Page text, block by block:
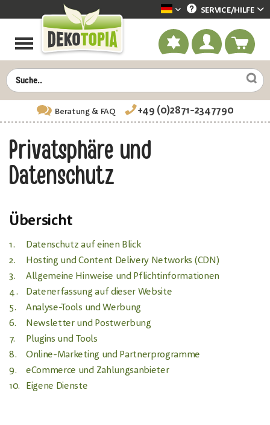
Dekotopia deutsch
SERVICE/HILFE
Beratung& FAQ +49 (0)2871-2347790
Privatsphäre und
Datenschutz
Übersicht
1.
Datenschutz auf einen Blick
2.
Hosting und Content Delivery Networks (CDN)
3.
Allgemeine Hinweise und Pflichtinformationen
4.
Datenerfassung auf dieser Website
5.
Analyse-Tools und Werbung
6.
Newsletter und Postwerbung
7.
Plugins und Tools
8.
Online-Marketing und Partnerprogramme
9.
eCommerce und Zahlungsanbieter
10.
Eigene Dienste